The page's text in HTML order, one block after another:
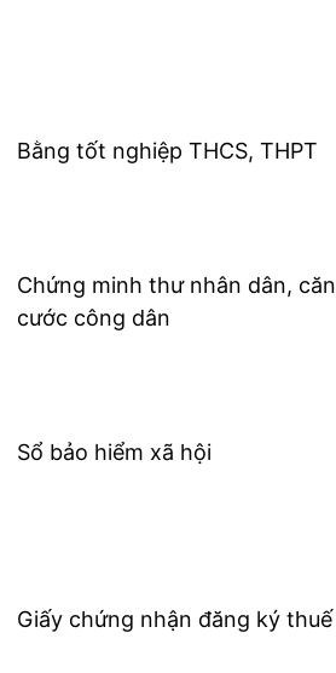
Bằng tốt nghiệp THCS, THPT
Chứng minh thư nhân dân, căn
cước công dân
Sổ bảo hiểm xã hội
Giấy chứng nhận đăng ký thuế